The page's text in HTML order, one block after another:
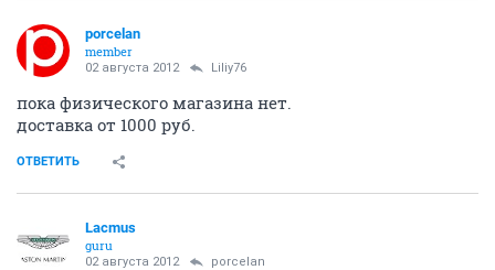
porcelan
member
02 августа 2012 Liliy76
пока физического магазина нет.
доставка от 1000 руб.
ОТВЕТИТЬ
Lacmus
guru
02 августа 2012 porcelan